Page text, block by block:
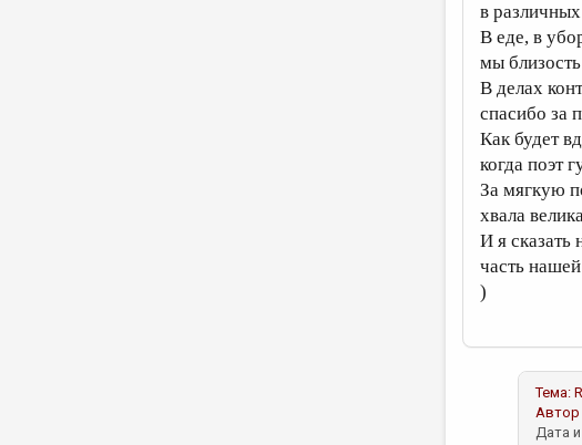
в
В еде, в
мы
В делах
спасибо за
Как будет
когда поэт
За мягкую
хвала
И я сказать
часть
)
Тема:
Автор
Дата и